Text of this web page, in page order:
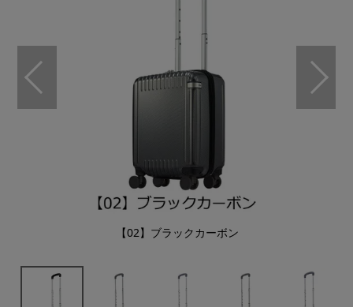
【02】ブラックカーボン